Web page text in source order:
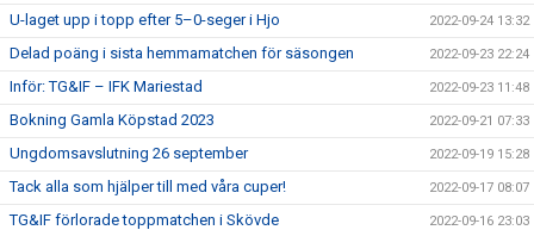
U-laget upp i topp efter 5–0-seger i Hjo 2022-09-24 13:32
Delad poäng i sista hemmamatchen för säsongen 2022-09-23 22:24
Inför: TG&IF – IFK Mariestad 2022-09-23 11:48
Bokning Gamla Köpstad 2023 2022-09-21 07:33
Ungdomsavslutning 26 september 2022-09-19 15:28
Tack alla som hjälper till med våra cuper! 2022-09-17 08:07
TG&IF förlorade toppmatchen i Skövde 2022-09-16 23:03